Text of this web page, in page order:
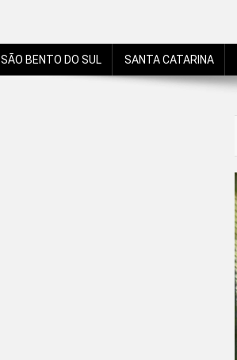
SÃO BENTO DO SUL SANTA CATARINA